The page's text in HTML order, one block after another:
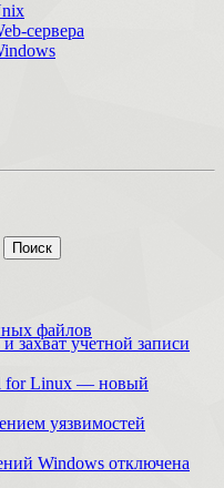
сервера
файлов
захват учетной записи
for Linux — новый
уязвимостей
Windows отключена